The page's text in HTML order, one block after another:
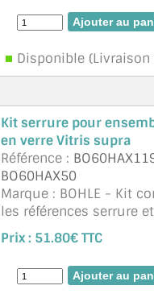
Supra
Disponible
Kit serrure pour
en verre Vitris supra
Référence :
BO60HAX50
Marque : BOHLE - Kit
les références serrure
BO60HAX119 + contre
BO60HAX50.
Prix : 51.80€ TTC